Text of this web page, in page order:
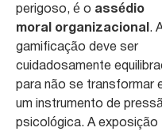
perigoso, é o assédio
moral organizacional .
gamificação deve ser
cuidadosamente
para não se transformar
um instrumento de
psicológica. A exposição